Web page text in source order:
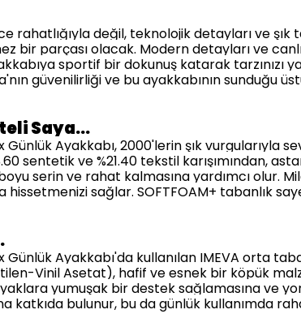
rahatlığıyla değil, teknolojik detayları ve
bir parçası olacak. Modern detayları ve
sportif bir dokunuş katarak tarzınızı
güvenilirliği ve bu ayakkabının sunduğu
Saya…
Günlük Ayakkabı, 2000'lerin şık
sentetik ve %21.40 tekstil karışımından,
serin ve rahat kalmasına yardımcı olur.
sağlar. SOFTFOAM+ tabanlık
Günlük Ayakkabı'da kullanılan IMEVA orta
Etilen-Vinil Asetat), hafif ve esnek bir köpük
yumuşak bir destek sağlamasına ve
katkıda bulunur, bu da günlük kullanımda